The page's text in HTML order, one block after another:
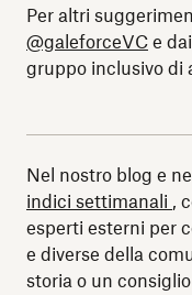
Per altri
@galeforceVC e
gruppo inclusivo di
Nel nostro blog e
indici settimanali ,
esperti esterni per
e diverse della
storia o un